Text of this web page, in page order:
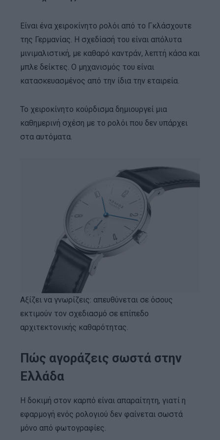
Είναι ένα χειροκίνητο ρολόι από το Γκλάσχουτε
της Γερμανίας. Η σχεδίασή του είναι απόλυτα
μινιμαλιστική, με καθαρό καντράν, λεπτή κάσα και
μπλε δείκτες. Ο μηχανισμός του είναι
κατασκευασμένος από την ίδια την εταιρεία.
Το χειροκίνητο κούρδισμα δημιουργεί μια
καθημερινή σχέση με το ρολόι που δεν υπάρχει
στα αυτόματα.
Αξίζει να γνωρίζεις: απευθύνεται σε όσους
εκτιμούν τον σχεδιασμό σε επίπεδο
αρχιτεκτονικής καθαρότητας.
Πώς αγοράζεις σωστά στην
Ελλάδα
Η δοκιμή στον καρπό είναι απαραίτητη, γιατί η
εφαρμογή ενός ρολογιού δεν φαίνεται σωστά
μόνο από φωτογραφίες.